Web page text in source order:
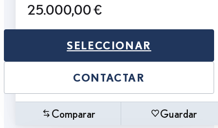
25.000,00 €
SELECCIONAR
CONTACTAR
Comparar Guardar